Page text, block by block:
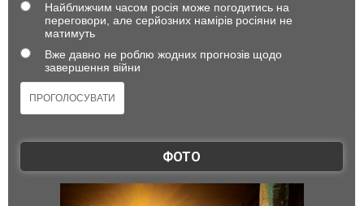
Найближчим часом росія може погодитись на
переговори, але серйозних намірів росіяни не
матимуть
Вже давно не роблю жодних прогнозів щодо
завершення війни
ФОТО